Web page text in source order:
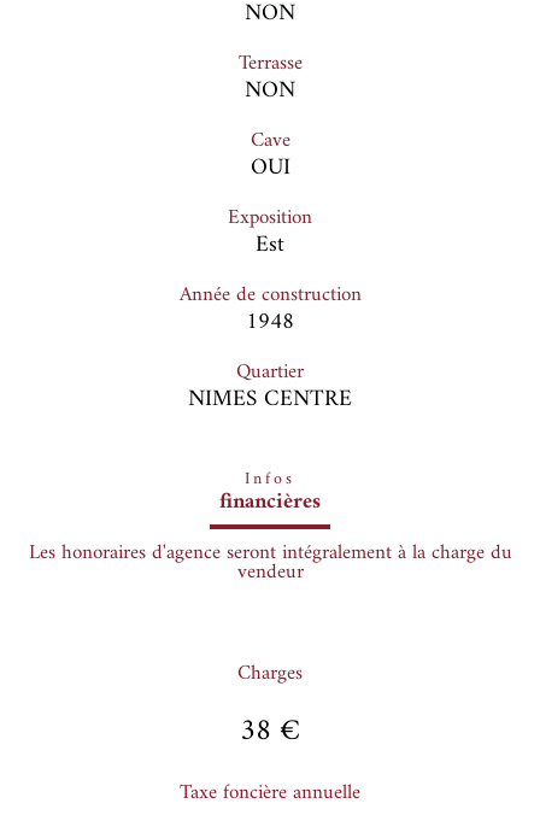
NON
Terrasse
NON
Cave
OUI
Exposition
Est
Année de construction
1948
Quartier
NIMES CENTRE
Infos
financières
Les honoraires d'agence seront intégralement à la charge du
vendeur
Charges
38 €
Taxe foncière annuelle